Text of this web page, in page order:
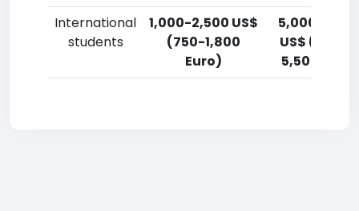
International
students
1,000-2,500 US$
(750-1,800
Euro)
5,000-
US$ (3,700-
5,500 Euro)